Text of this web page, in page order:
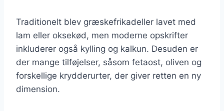
Traditionelt blev græskefrikadeller lavet med
lam eller oksekød, men moderne opskrifter
inkluderer også kylling og kalkun. Desuden er
der mange tilføjelser, såsom fetaost, oliven og
forskellige krydderurter, der giver retten en ny
dimension.